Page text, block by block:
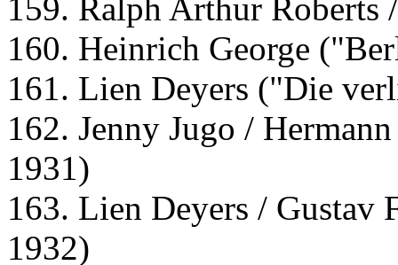
159. Ralph Arthur Roberts
160. Heinrich George
161. Lien Deyers ("Die
162. Jenny Jugo /
1931)
163. Lien Deyers /
1932)